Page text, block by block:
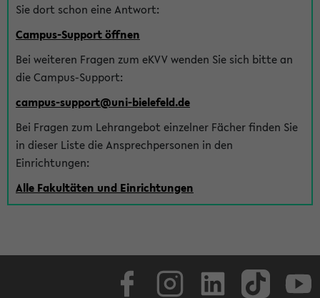
Sie dort schon eine Antwort:
Campus-Support öffnen
Bei weiteren Fragen zum eKVV wenden Sie sich bitte an
die Campus-Support:
campus-support@uni-bielefeld.de
Bei Fragen zum Lehrangebot einzelner Fächer finden Sie
in dieser Liste die Ansprechpersonen in den
Einrichtungen:
Alle Fakultäten und Einrichtungen